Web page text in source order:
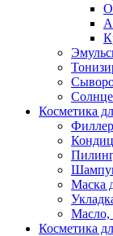
Косметика
Маска
Масло,
Косметика